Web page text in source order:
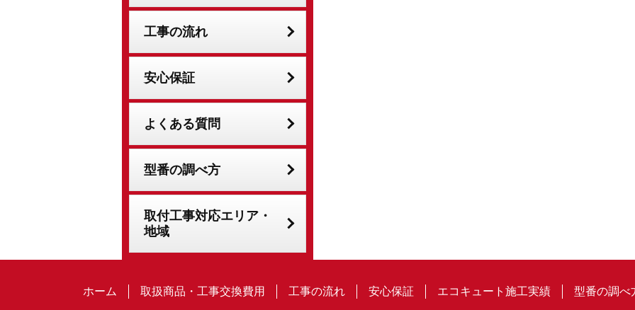
工事の流れ
安心保証
よくある質問
型番の調べ方
取付工事対応エリア・
地域
ホーム 取扱商品・工事交換費用 工事の流れ 安心保証 エコキュート施工実績 型番の調べ